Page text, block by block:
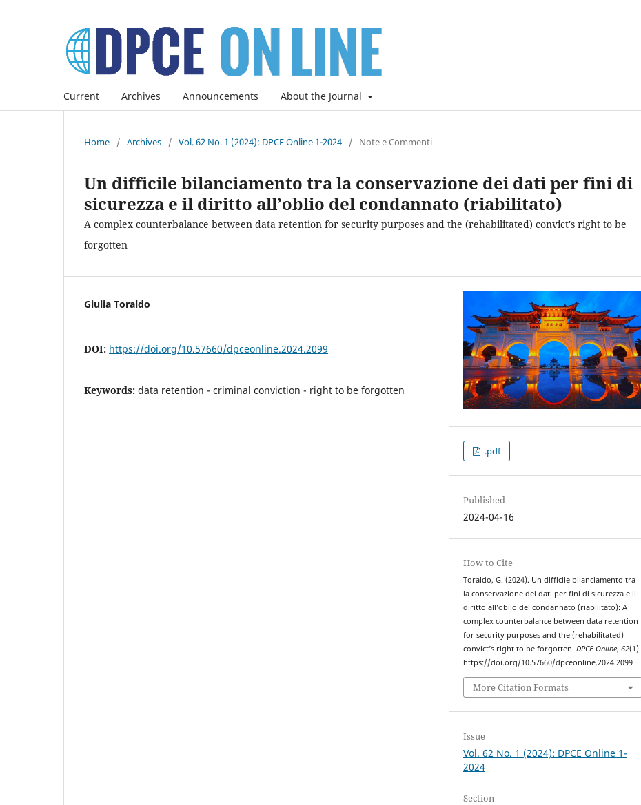
Current Archives Announcements About the Journal
Home / Archives / Vol. 62 No. 1 (2024): DPCE Online 1-2024 / Note e Commenti
Un difficile bilanciamento tra la conservazione dei dati per fini di
sicurezza e il diritto all’oblio del condannato (riabilitato)
A complex counterbalance between data retention for security purposes and the (rehabilitated) convict's right to be
forgotten
Giulia Toraldo
DOI: https://doi.org/10.57660/dpceonline.2024.2099
Keywords: data retention - criminal conviction - right to be forgotten
.pdf
Published
2024-04-16
How to Cite
Toraldo, G. (2024). Un difficile bilanciamento tra
la conservazione dei dati per fini di sicurezza e il
diritto all’oblio del condannato (riabilitato): A
complex counterbalance between data retention
for security purposes and the (rehabilitated)
convict’s right to be forgotten.DPCE Online,62(1).
https://doi.org/10.57660/dpceonline.2024.2099
More Citation Formats
Issue
Vol. 62 No. 1 (2024): DPCE Online 1-
2024
Section